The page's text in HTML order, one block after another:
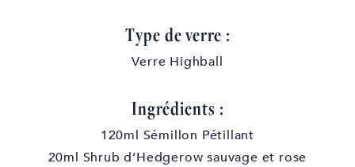
Type de verre :
Verre Highball
Ingrédients :
120ml Sémillon Pétillant
20ml Shrub d’Hedgerow sauvage et rose